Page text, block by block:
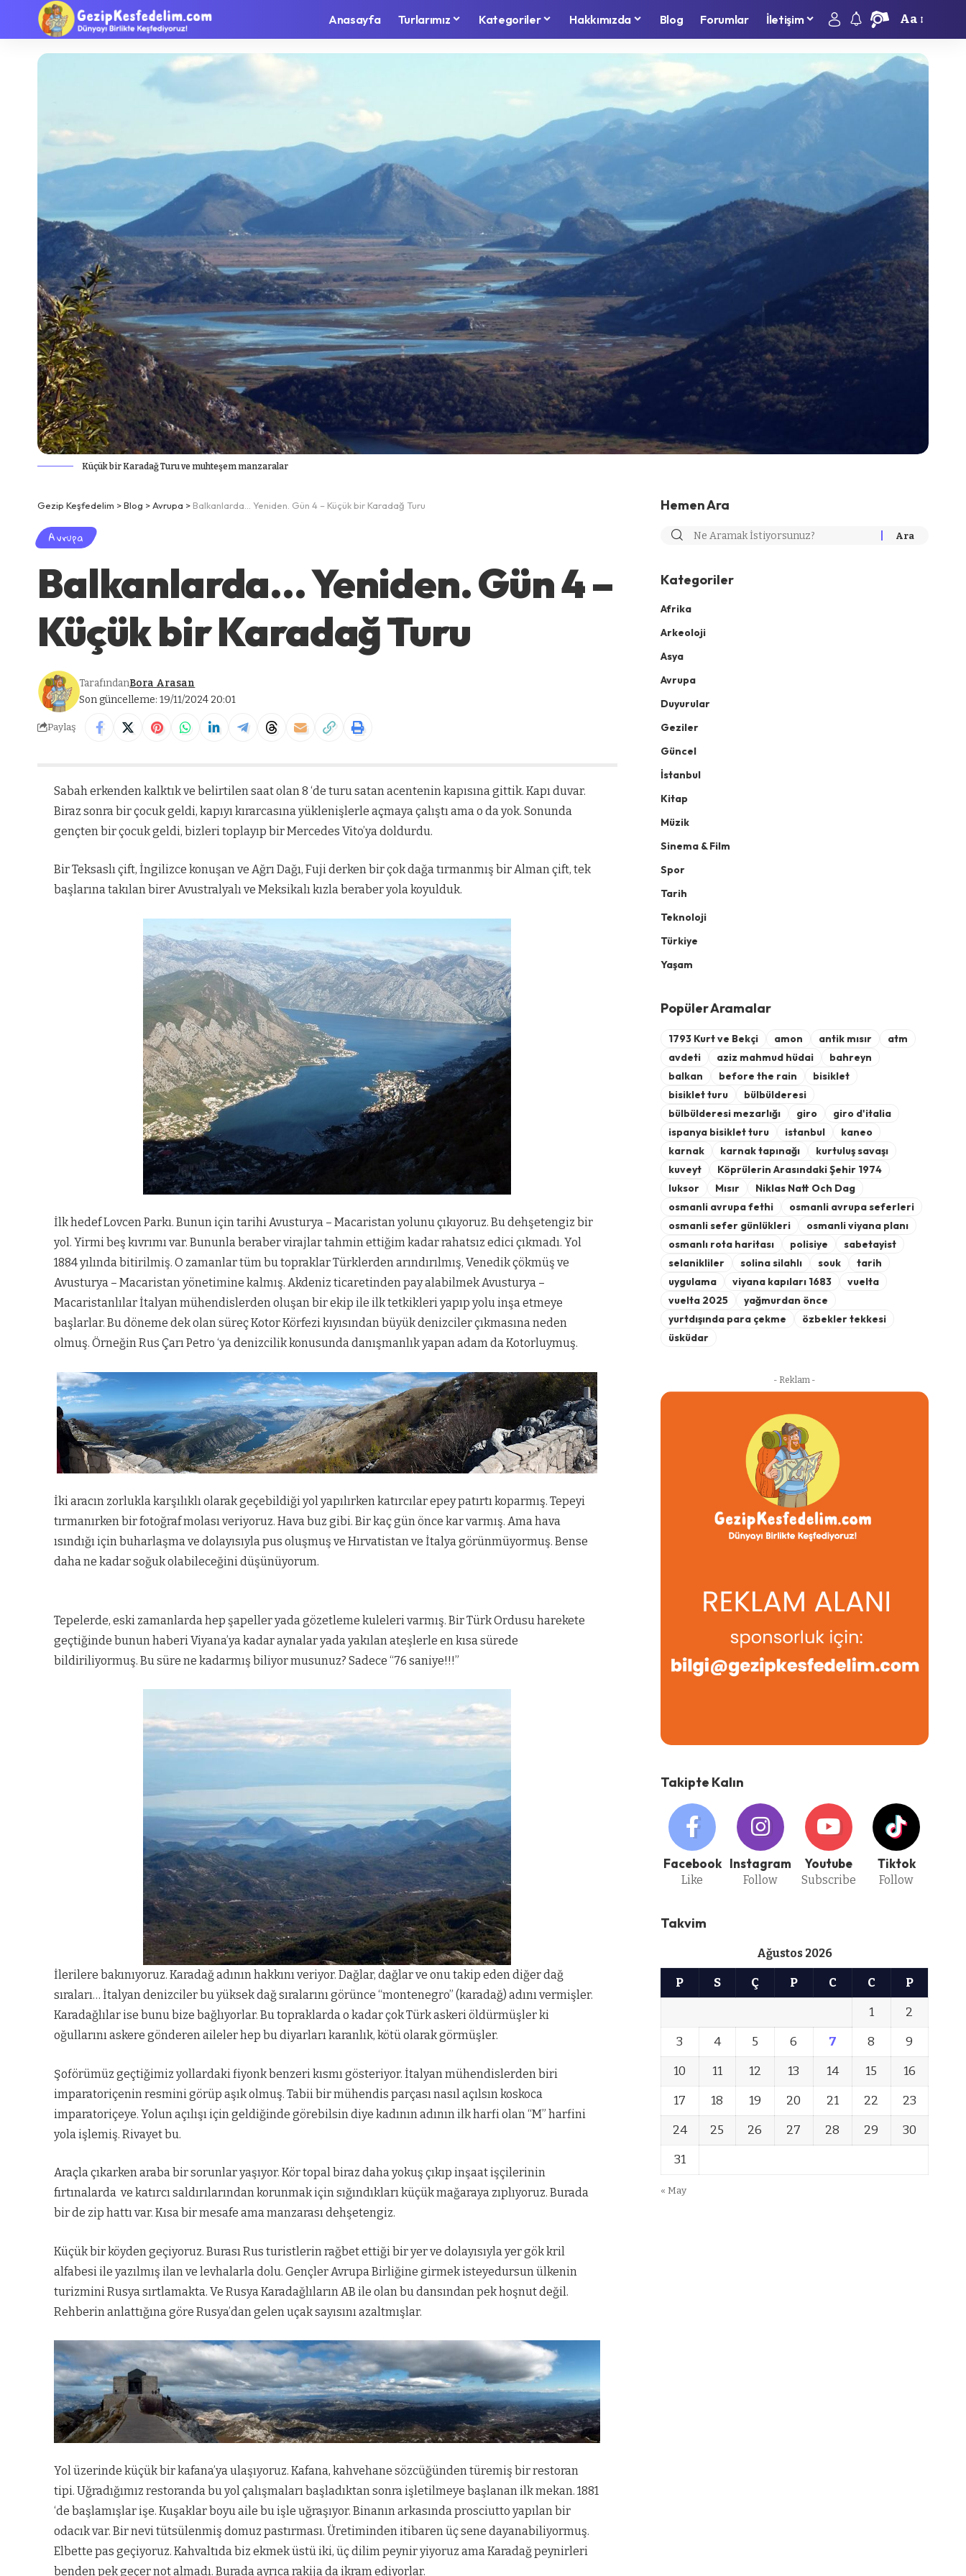
Anasayfa Turlarımız Kategoriler Hakkımızda Blog Forumlar İletişim Aa
Küçük bir Karadağ Turu ve muhteşem manzaralar
Gezip Keşfedelim >Blog >Avrupa > Balkanlarda… Yeniden. Gün 4 – Küçük bir Karadağ Turu
Avrupa
Balkanlarda… Yeniden. Gün 4 –
Küçük bir Karadağ Turu
Son güncelleme: 19/11/2024 20:01
TarafındanBora Arasan
Paylaş
Sabah erkenden kalktık ve belirtilen saat olan 8 ‘de turu satan acentenin kapısına gittik. Kapı duvar.
Biraz sonra bir çocuk geldi, kapıyı kırarcasına yüklenişlerle açmaya çalıştı ama o da yok. Sonunda
gençten bir çocuk geldi, bizleri toplayıp bir Mercedes Vito’ya doldurdu.
Bir Teksaslı çift, İngilizce konuşan ve Ağrı Dağı, Fuji derken bir çok dağa tırmanmış bir Alman çift, tek
başlarına takılan birer Avustralyalı ve Meksikalı kızla beraber yola koyulduk.
İlk hedef Lovcen Parkı. Bunun için tarihi Avusturya – Macaristan yolunu çıkıyoruz. Bu dehşetengiz bir
yol. Yirmi beş kıvrımı var. Bununla beraber virajlar tahmin ettiğim kadar rahatsız edici çıkmadı. Yol
1884 yılında bitirilmiş. O zamanlar tüm bu topraklar Türklerden arındırılmış, Venedik çökmüş ve
Avusturya – Macaristan yönetimine kalmış. Akdeniz ticaretinden pay alabilmek Avusturya –
Macaristanlılar İtalyan mühendislerden oluşan bir ekip ile ilk tetkikleri yapıp yolu inşa etmeye
başlarlar. Bu döneme dek olan süreç Kotor Körfezi kıyısından büyük denizciler çıkmasına neden
olmuş. Örneğin Rus Çarı Petro ‘ya denizcilik konusunda danışmanlık yapan adam da Kotorluymuş.
İki aracın zorlukla karşılıklı olarak geçebildiği yol yapılırken katırcılar epey patırtı koparmış. Tepeyi
tırmanırken bir fotoğraf molası veriyoruz. Hava buz gibi. Bir kaç gün önce kar varmış. Ama hava
ısındığı için buharlaşma ve dolayısıyla pus oluşmuş ve Hırvatistan ve İtalya görünmüyormuş. Bense
daha ne kadar soğuk olabileceğini düşünüyorum.
Tepelerde, eski zamanlarda hep şapeller yada gözetleme kuleleri varmış. Bir Türk Ordusu harekete
geçtiğinde bunun haberi Viyana’ya kadar aynalar yada yakılan ateşlerle en kısa sürede
bildiriliyormuş. Bu süre ne kadarmış biliyor musunuz? Sadece “76 saniye!!!”
İlerilere bakınıyoruz. Karadağ adının hakkını veriyor. Dağlar, dağlar ve onu takip eden diğer dağ
sıraları… İtalyan denizciler bu yüksek dağ sıralarını görünce “montenegro” (karadağ) adını vermişler.
Karadağlılar ise bunu bize bağlıyorlar. Bu topraklarda o kadar çok Türk askeri öldürmüşler ki
oğullarını askere gönderen aileler hep bu diyarları karanlık, kötü olarak görmüşler.
Şoförümüz geçtiğimiz yollardaki fiyonk benzeri kısmı gösteriyor. İtalyan mühendislerden biri
imparatoriçenin resmini görüp aşık olmuş. Tabii bir mühendis parçası nasıl açılsın koskoca
imparatoriçeye. Yolun açılışı için geldiğinde görebilsin diye kadının adının ilk harfi olan “M” harfini
yola işlemiş. Rivayet bu.
Araçla çıkarken araba bir sorunlar yaşıyor. Kör topal biraz daha yokuş çıkıp inşaat işçilerinin
fırtınalarda ve katırcı saldırılarından korunmak için sığındıkları küçük mağaraya zıplıyoruz. Burada
bir de zip hattı var. Kısa bir mesafe ama manzarası dehşetengiz.
Küçük bir köyden geçiyoruz. Burası Rus turistlerin rağbet ettiği bir yer ve dolayısıyla yer gök kril
alfabesi ile yazılmış ilan ve levhalarla dolu. Gençler Avrupa Birliğine girmek isteyedursun ülkenin
turizmini Rusya sırtlamakta. Ve Rusya Karadağlıların AB ile olan bu dansından pek hoşnut değil.
Rehberin anlattığına göre Rusya’dan gelen uçak sayısını azaltmışlar.
Yol üzerinde küçük bir kafana’ya ulaşıyoruz. Kafana, kahvehane sözcüğünden türemiş bir restoran
tipi. Uğradığımız restoranda bu yol çalışmaları başladıktan sonra işletilmeye başlanan ilk mekan. 1881
‘de başlamışlar işe. Kuşaklar boyu aile bu işle uğraşıyor. Binanın arkasında prosciutto yapılan bir
odacık var. Bir nevi tütsülenmiş domuz pastırması. Üretiminden itibaren üç sene dayanabiliyormuş.
Elbette pas geçiyoruz. Kahvaltıda biz ekmek üstü iki, üç dilim peynir yiyoruz ama Karadağ peynirleri
benden pek geçer not almadı. Burada ayrıca rakija da ikram ediyorlar.
Hemen Ara
Kategoriler
Afrika
Arkeoloji
Asya
Avrupa
Duyurular
Geziler
Güncel
İstanbul
Kitap
Müzik
Sinema & Film
Spor
Tarih
Teknoloji
Türkiye
Yaşam
Popüler Aramalar
1793 Kurt ve Bekçi amon antik mısır
atm
avdeti
aziz mahmud hüdai
bahreyn
balkan
before the rain
bisiklet
bisiklet turu
bülbülderesi
bülbülderesi mezarlığı
giro
giro d'italia
ispanya bisiklet turu
istanbul
kaneo
karnak
karnak tapınağı
kurtuluş savaşı
kuveyt
Köprülerin Arasındaki Şehir 1974
luksor
Mısır
Niklas Natt Och Dag
osmanli avrupa fethi
osmanli avrupa seferleri
osmanli sefer günlükleri
osmanli viyana planı
osmanlı rota haritası
polisiye
sabetayist
selanikliler
solina silahlı souk
tarih
uygulama
viyana kapıları 1683
vuelta
vuelta 2025
yağmurdan önce
yurtdışında para çekme
özbekler tekkesi
üsküdar
- Reklam -
Takipte Kalın
Facebook
Like
Instagram
Follow
Youtube
Subscribe
Tiktok
Follow
Takvim
Ağustos 2026
P S Ç P C C
P
1
2
3
4 5 6 7 8
9
10
11 12 13 14 15
16
17
18 19 20 21 22
23
24
25 26 27 28 29
30
31
« May